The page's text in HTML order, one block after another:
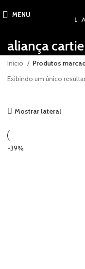
MENU
aliança
Início
Produtos
Exibindo um único
Mostrar lateral
-39%